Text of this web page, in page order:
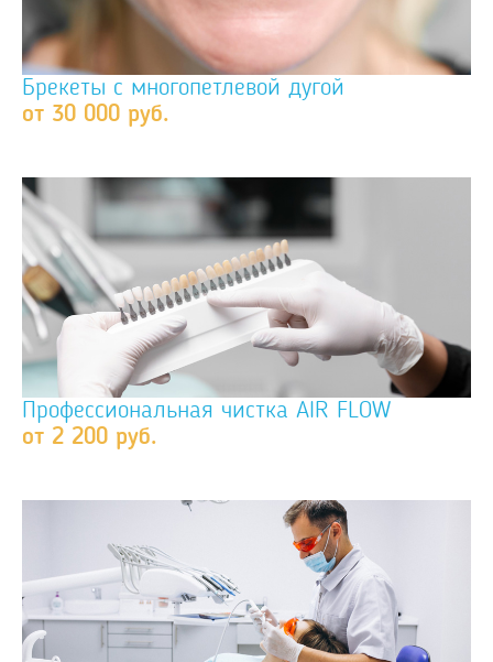
Брекеты с многопетлевой дугой
от 30 000 руб.
Профессиональная чистка AIR FLOW
от 2 200 руб.